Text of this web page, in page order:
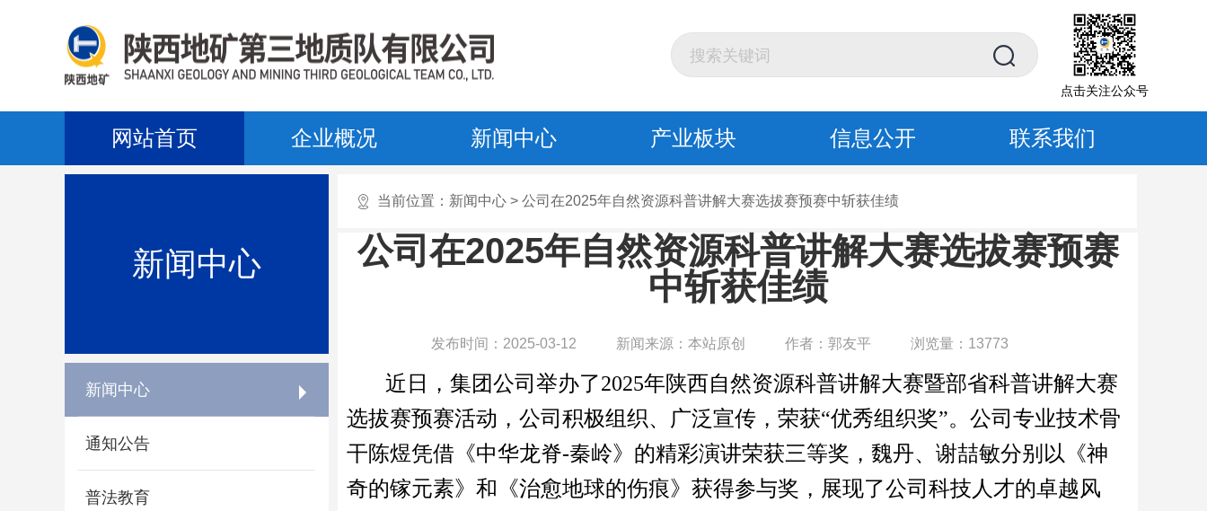
点击关注公众号
网站首页 企业概况 新闻中心 产业板块 信息公开 联系我们
新闻中心
新闻中心
通知公告
普法教育
当前位置：新闻中心 > 公司在2025年自然资源科普讲解大赛选拔赛预赛中斩获佳绩
公司在2025年自然资源科普讲解大赛选拔赛预赛
中斩获佳绩
发布时间：2025-03-12 新闻来源：本站原创 作者：郭友平 浏览量：13773
近日，集团公司举办了2025年陕西自然资源科普讲解大赛暨部省科普讲解大赛
选拔赛预赛活动，公司积极组织、广泛宣传，荣获“优秀组织奖”。公司专业技术骨
干陈煜凭借《中华龙脊-秦岭》的精彩演讲荣获三等奖，魏丹、谢喆敏分别以《神
奇的镓元素》和《治愈地球的伤痕》获得参与奖，展现了公司科技人才的卓越风